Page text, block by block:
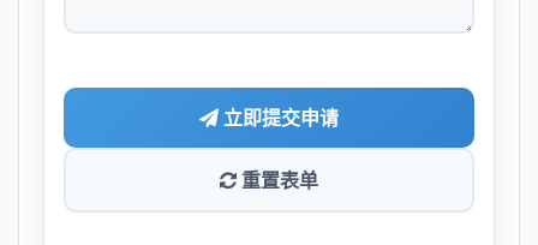
立即提交申请
重置表单